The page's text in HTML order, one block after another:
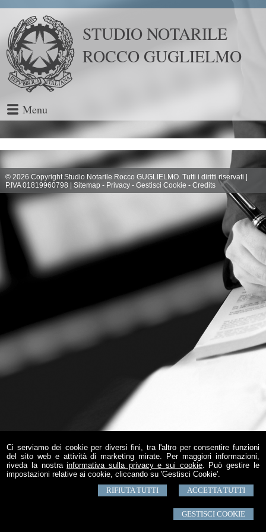
Ci serviamo dei cookie per diversi fini, tra l'altro per consentire funzioni
del sito web e attività di marketing mirate. Per maggiori informazioni,
riveda la nostrainformativa sulla privacy e sui cookie. Può gestire le
impostazioni relative ai cookie, cliccando su 'Gestisci Cookie'.
ACCETTA TUTTI
RIFIUTA TUTTI
GESTISCI COOKIE
STUDIO NOTARILE
ROCCO GUGLIELMO
Menu
© 2026 Copyright Studio Notarile Rocco GUGLIELMO. Tutti i diritti riservati |
P.IVA 01819960798 | Sitemap- Privacy- Gestisci Cookie - Credits